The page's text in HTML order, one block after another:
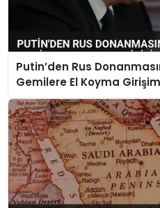
Putin’den Rus
Gemilere El Koyma